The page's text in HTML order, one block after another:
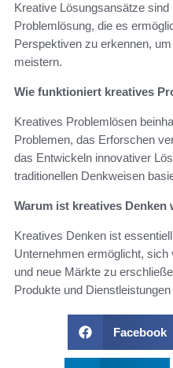
Kreative Lösungsansätze
Problemlösung, die es
Perspektiven zu erkennen,
meistern.
Wie funktioniert kreatives
Kreatives Problemlösen
Problemen, das Erforschen
das Entwickeln innovativer
traditionellen Denkweisen
Warum ist kreatives
Kreatives Denken ist
Unternehmen ermöglicht,
und neue Märkte zu
Produkte und
Facebook